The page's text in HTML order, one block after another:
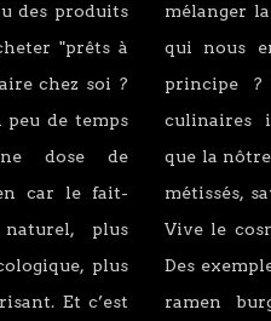
des produits
"prêts à
chez soi ?
de temps
dose de
car le fait-
plus
plus
Et c’est
mélanger
qui nous
principe ?
culinaires
que la
métissés,
Vive le
Des
ramen